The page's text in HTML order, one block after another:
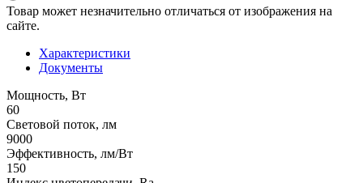
Товар может незначительно отличаться от изображения на
сайте.
Характеристики
Документы
Мощность, Вт
60
Световой поток, лм
9000
Эффективность, лм/Вт
150